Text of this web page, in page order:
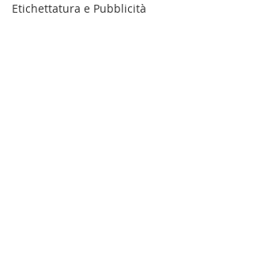
Etichettatura e Pubblicità